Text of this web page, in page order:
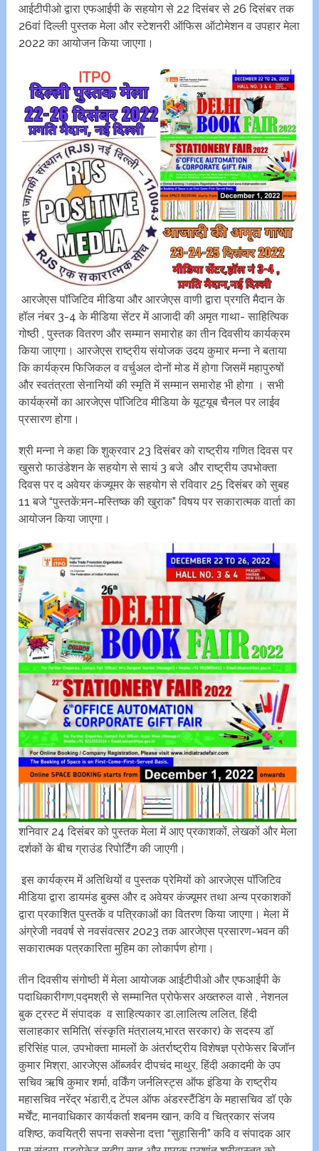
आईटीपीओ द्वारा एफआईपी के सहयोग से 22 दिसंबर से 26 दिसंबर तक
26वां दिल्ली पुस्तक मेला और स्टेशनरी ऑफिस ऑटोमेशन व उपहार मेला
2022 का आयोजन किया जाएगा।
आरजेएस पॉजिटिव मीडिया और आरजेएस वाणी द्वारा प्रगति मैदान के
हॉल नंबर 3-4 के मीडिया सेंटर में आजादी की अमृत गाथा- साहित्यिक
गोष्ठी , पुस्तक वितरण और सम्मान समारोह का तीन दिवसीय कार्यक्रम
किया जाएगा। आरजेएस राष्ट्रीय संयोजक उदय कुमार मन्ना ने बताया
कि कार्यक्रम फिजिकल व वर्चुअल दोनों मोड में होगा जिसमें महापुरुषों
और स्वतंत्रता सेनानियों की स्मृति में सम्मान समारोह भी होगा । सभी
कार्यक्रमों का आरजेएस पाॅजिटिव मीडिया के यूट्यूब चैनल पर लाईव
प्रसारण होगा।
श्री मन्ना ने कहा कि शुक्रवार 23 दिसंबर को राष्ट्रीय गणित दिवस पर
खुसरो फाउंडेशन के सहयोग से सायं 3 बजे और राष्ट्रीय उपभोक्ता
दिवस पर द अवेयर कंज्यूमर के सहयोग से रविवार 25 दिसंबर को सुबह
11 बजे “पुस्तकें:मन-मस्तिष्क की खुराक” विषय पर सकारात्मक वार्ता का
आयोजन किया जाएगा।
शनिवार 24 दिसंबर को पुस्तक मेला में आए प्रकाशकों, लेखकों और मेला
दर्शकों के बीच ग्राउंड रिपोर्टिंग की जाएगी।
इस कार्यक्रम में अतिथियों व पुस्तक प्रेमियों को आरजेएस पाॅजिटिव
मीडिया द्वारा डायमंड बुक्स और द अवेयर कंज्यूमर ‌तथा अन्य प्रकाशकों
द्वारा प्रकाशित पुस्तकें व पत्रिकाओं का वितरण किया जाएगा। मेला में
अंग्रेजी नववर्ष से नवसंवत्सर 2023 तक आरजेएस प्रसारण-भवन की
सकारात्मक पत्रकारिता मुहिम का लोकार्पण होगा।
तीन दिवसीय संगोष्ठी में मेला आयोजक आईटीपीओ और एफआईपी के
पदाधिकारीगण,पद्मश्री से सम्मानित प्रोफेसर अख्तरुल वासे , नेशनल
बुक ट्रस्ट में संपादक व साहित्यकार डा.लालित्य ललित, हिंदी
सलाहकार समिति( संस्कृति मंत्रालय,भारत सरकार) के सदस्य डॉ
हरिसिंह पाल, उपभोक्ता मामलों के अंतर्राष्ट्रीय विशेषज्ञ प्रोफेसर बिजाॅन
कुमार मिश्रा, आरजेएस ऑब्जर्वर दीपचंद माथुर, हिंदी अकादमी के उप
सचिव ऋषि कुमार शर्मा, वर्किंग जर्नलिस्ट्स ऑफ इंडिया के राष्ट्रीय
महासचिव नरेंद्र भंडारी,द टेंपल ऑफ अंडरस्टैंडिंग के महासचिव डॉ एके
मर्चेंट, मानवाधिकार कार्यकर्ता शबनम खान, कवि व चित्रकार संजय
वशिष्ठ, कवयित्री सपना सक्सेना दत्ता “सुहासिनी” कवि व संपादक आर